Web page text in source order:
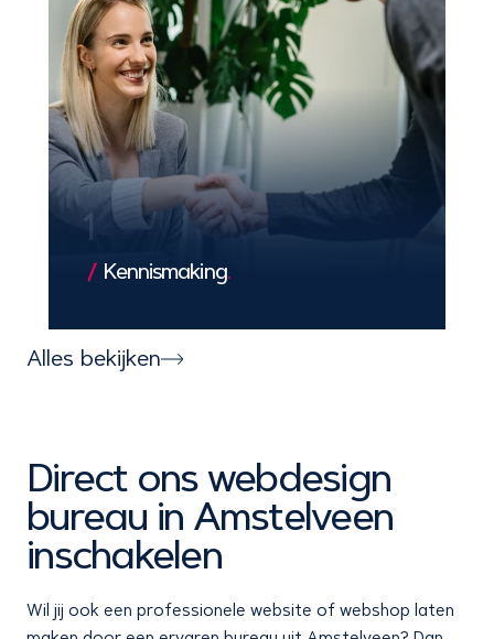
1
Kennismaking.
een exclusieve en succesvolle
Alles bekijken
Direct ons webdesign
bureau in Amstelveen
inschakelen
Wil jij ook een professionele website of webshop laten